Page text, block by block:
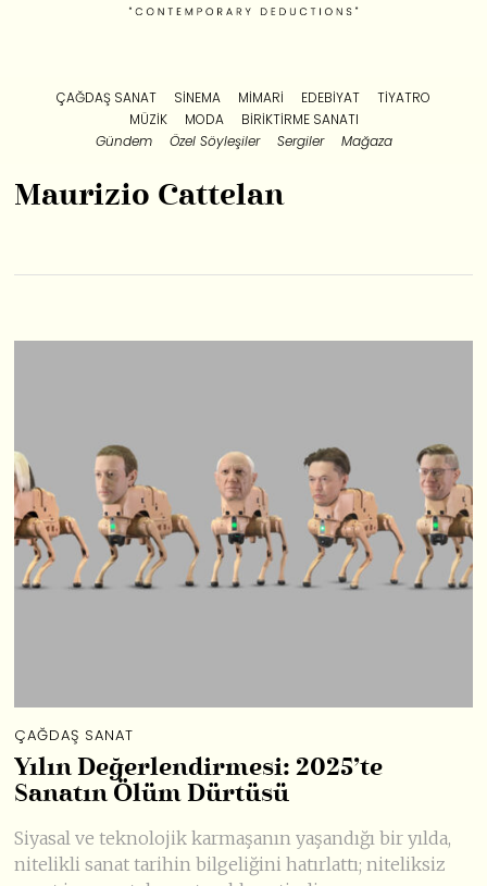
ÇAĞDAŞ SANAT SINEMA MIMARI EDEBIYAT
TIYATRO
MÜZIK
MODA
BIRIKTIRME SANATI
Gündem
Özel Söyleşiler Sergiler Mağaza
Maurizio Cattelan
ÇAĞDAŞ SANAT
Yılın Değerlendirmesi: 2025’te
Sanatın Ölüm Dürtüsü
Siyasal ve teknolojik karmaşanın yaşandığı bir yılda,
nitelikli sanat tarihin bilgeliğini hatırlattı; niteliksiz